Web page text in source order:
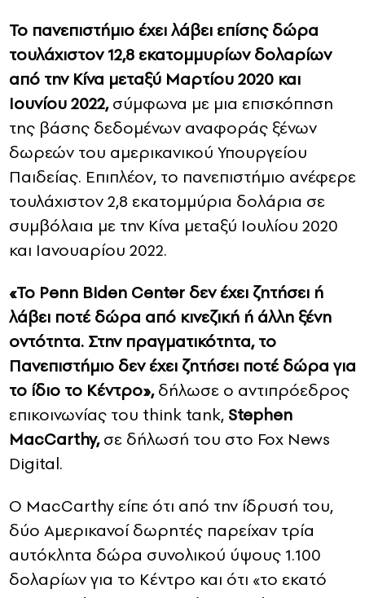
Το πανεπιστήμιο έχει λάβει επίσης δώρα
τουλάχιστον 12,8 εκατομμυρίων δολαρίων
από την Κίνα μεταξύ Μαρτίου 2020 και
Ιουνίου 2022,σύμφωνα με μια επισκόπηση
της βάσης δεδομένων αναφοράς ξένων
δωρεών του αμερικανικού Υπουργείου
Παιδείας. Επιπλέον, το πανεπιστήμιο ανέφερε
τουλάχιστον 2,8 εκατομμύρια δολάρια σε
συμβόλαια με την Κίνα μεταξύ Ιουλίου 2020
και Ιανουαρίου 2022.
«Το Penn Biden Center δεν έχει ζητήσει ή
λάβει ποτέ δώρα από κινεζική ή άλλη ξένη
οντότητα. Στην πραγματικότητα, το
Πανεπιστήμιο δεν έχει ζητήσει ποτέ δώρα για
το ίδιο το Κέντρο»,δήλωσε ο αντιπρόεδρος
επικοινωνίας του think tank, Stephen
MacCarthy,σε δήλωσή του στο Fox News
Digital.
Ο MacCarthy είπε ότι από την ίδρυσή του,
δύο Αμερικανοί δωρητές παρείχαν τρία
αυτόκλητα δώρα συνολικού ύψους 1.100
δολαρίων για το Κέντρο και ότι «το εκατό